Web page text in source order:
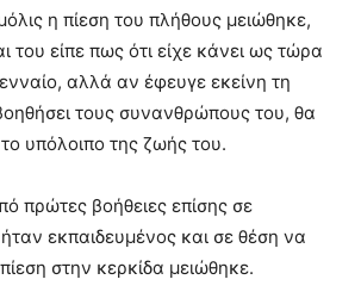
η πίεση του πλήθους μειώθηκε,
του είπε πως ότι είχε κάνει ως τώρα
αλλά αν έφευγε εκείνη τη
τους συνανθρώπους του, θα
υπόλοιπο της ζωής του.
πρώτες βοήθειες επίσης σε
εκπαιδευμένος και σε θέση να
στην κερκίδα μειώθηκε.